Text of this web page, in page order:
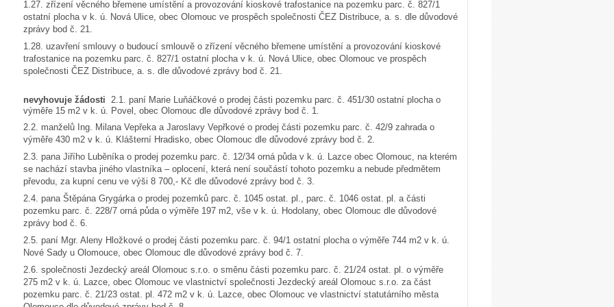
1.27. zřízení věcného břemene umístění a provozování kioskové trafostanice na pozemku parc. č. 827/1
ostatní plocha v k. ú. Nová Ulice, obec Olomouc ve prospěch společnosti ČEZ Distribuce, a. s. dle důvodové
zprávy bod č. 21.
1.28. uzavření smlouvy o budoucí smlouvě o zřízení věcného břemene umístění a provozování kioskové
trafostanice na pozemku parc. č. 827/1 ostatní plocha v k. ú. Nová Ulice, obec Olomouc ve prospěch
společnosti ČEZ Distribuce, a. s. dle důvodové zprávy bod č. 21.
nevyhovuje žádosti 2.1. paní Marie Luňáčkové o prodej části pozemku parc. č. 451/30 ostatní plocha o
výměře 15 m2 v k. ú. Povel, obec Olomouc dle důvodové zprávy bod č. 1.
2.2. manželů Ing. Milana Vepřeka a Jaroslavy Vepřkové o prodej části pozemku parc. č. 42/9 zahrada o
výměře 430 m2 v k. ú. Klášterní Hradisko, obec Olomouc dle důvodové zprávy bod č. 2.
2.3. pana Jiřího Luběníka o prodej pozemku parc. č. 12/34 orná půda v k. ú. Lazce obec Olomouc, na kterém
se nachází stavba jiného vlastníka – oplocení, která není součástí tohoto pozemku a nebude předmětem
převodu, za kupní cenu ve výši 8 700,- Kč dle důvodové zprávy bod č. 3.
2.4. pana Štěpána Grygárka o prodej pozemků parc. č. 1045 ostat. pl., parc. č. 1046 ostat. pl. a části
pozemku parc. č. 228/7 orná půda o výměře 197 m2, vše v k. ú. Hodolany, obec Olomouc dle důvodové
zprávy bod č. 6.
2.5. paní Mgr. Aleny Hložkové o prodej části pozemku parc. č. 94/1 ostatní plocha o výměře 744 m2 v k. ú.
Nové Sady u Olomouce, obec Olomouc dle důvodové zprávy bod č. 7.
2.6. společnosti Jezdecký areál Olomouc s.r.o. o směnu části pozemku parc. č. 21/24 ostat. pl. o výměře
275 m2 v k. ú. Lazce, obec Olomouc ve vlastnictví společnosti Jezdecký areál Olomouc s.r.o. za část
pozemku parc. č. 21/23 ostat. pl. 472 m2 v k. ú. Lazce, obec Olomouc ve vlastnictví statutárního města